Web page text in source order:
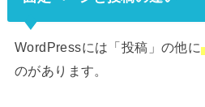
WordPressには「投稿」の他に
のがあります。